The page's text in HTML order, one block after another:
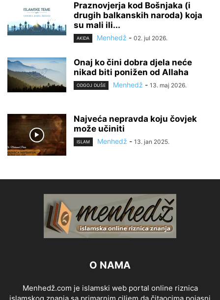
Praznovjerja kod Bošnjaka (i
drugih balkanskih naroda) koja
su mali ili...
AKIDA Menhedž - 02. jul 2026.
Onaj ko čini dobra djela neće
nikad biti ponižen od Allaha
ODGOJ DUŠE Menhedž - 13. maj 2026.
Najveća nepravda koju čovjek
može učiniti
ISLAM Menhedž - 13. jan 2025.
O NAMA
Menhedž.com je islamski web portal online riznica